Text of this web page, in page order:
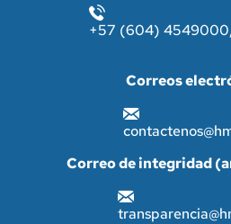
+57 (604) 4549000,
Correos
Correo de integridad